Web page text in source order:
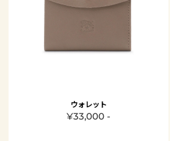
ウォレット
¥33,000 -